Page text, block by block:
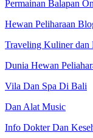
Permainan Balapan
Hewan Peliharaan
Traveling Kuliner dan
Dunia Hewan
Vila Dan Spa Di Bali
Dan Alat Music
Info Dokter Dan